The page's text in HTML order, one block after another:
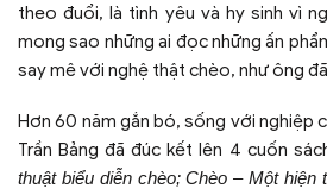
theo đuổi, là tình yêu và hy sinh vì
mong sao những ai đọc những ấn
say mê với nghệ thật chèo, như ông
Hơn 60 năm gắn bó, sống với nghiệp
Trần Bảng đã đúc kết lên 4 cuốn
thuật biểu diễn chèo; Chèo – Một